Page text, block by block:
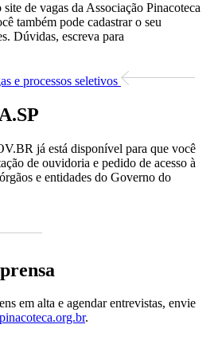
de vagas da Associação Pinacoteca
também pode cadastrar o seu
Dúvidas, escreva para
e processos seletivos
já está disponível para que você
de ouvidoria e pedido de acesso à
e entidades do Governo do
em alta e agendar entrevistas, envie
.